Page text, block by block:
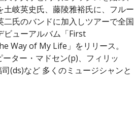
岐英史氏、藤陵雅裕氏に、フルー
二氏のバンドに加入しツアーで全国
ビューアルバム「First
Way of My Life」をリリース。
ター・マドセン(p)、フィリッ
(ds)など 多くのミュージシャンと